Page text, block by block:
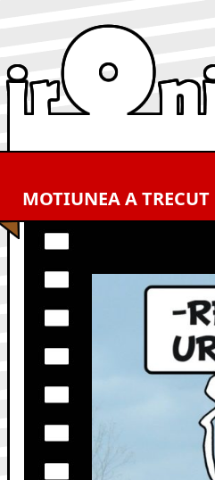
MOTIUNEA A TRECUT